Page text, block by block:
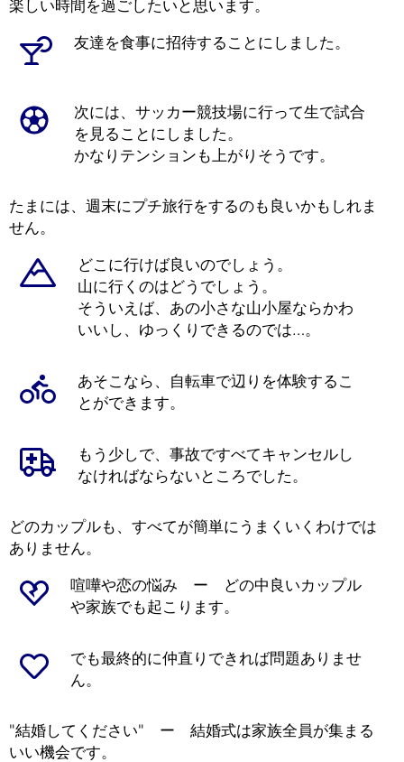
楽しい時間を過ごしたいと思います。
友達を食事に招待することにしました。
次には、サッカー競技場に行って生で試合
を見ることにしました。
かなりテンションも上がりそうです。
たまには、週末にプチ旅行をするのも良いかもしれま
せん。
どこに行けば良いのでしょう。
山に行くのはどうでしょう。
そういえば、あの小さな山小屋ならかわ
いいし、ゆっくりできるのでは…。
あそこなら、自転車で辺りを体験するこ
とができます。
もう少しで、事故ですべてキャンセルし
なければならないところでした。
どのカップルも、すべてが簡単にうまくいくわけでは
ありません。
喧嘩や恋の悩み ー どの中良いカップル
や家族でも起こります。
でも最終的に仲直りできれば問題ありませ
ん。
"結婚してください" ー 結婚式は家族全員が集まる
いい機会です。